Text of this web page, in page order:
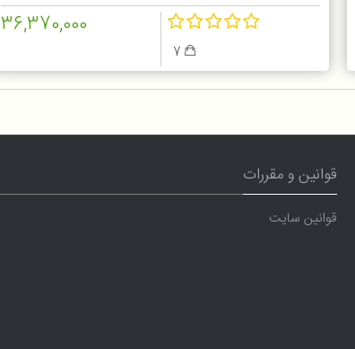
36,370,000
قوانین و مقررات
قوانین سایت